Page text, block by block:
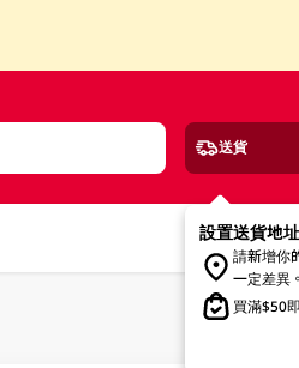
送貨
設置送貨地址
請新增你
一定差異。
買滿$50